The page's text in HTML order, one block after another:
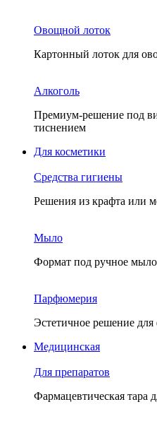
Овощной лоток
Картонный лоток для
Алкоголь
Премиум-решение под
тиснением
Для косметики
Средства гигиены
Решения из крафта или
Мыло
Формат под ручное
Парфюмерия
Эстетичное решение для
Медицинская
Для препаратов
Фармацевтическая тара